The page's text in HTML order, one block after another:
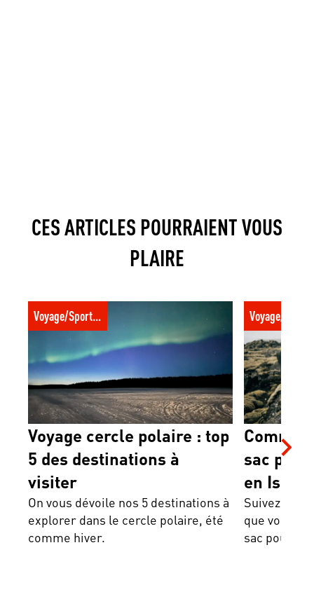
CES ARTICLES POURRAIENT VOUS
PLAIRE
Voyage cercle polaire : top 5 des
destinations à visiter
Voyage/Sport trotter
Voyage cercle polaire : top
5 des destinations à
visiter
On vous dévoile nos 5 destinations à
explorer dans le cercle polaire, été
comme hiver.
Comment
randonnée
sac
en
Suivez le
que vous
sac pour